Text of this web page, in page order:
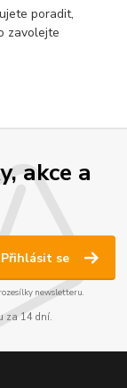
poradit,
zavolejte
akce a
Přihlásit se
newsletteru.
za 14 dní.